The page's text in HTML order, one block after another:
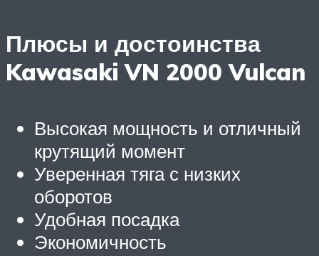
Плюсы и достоинства
Kawasaki VN 2000 Vulcan
Высокая мощность и отличный
крутящий момент
Уверенная тяга с низких
оборотов
Удобная посадка
Экономичность